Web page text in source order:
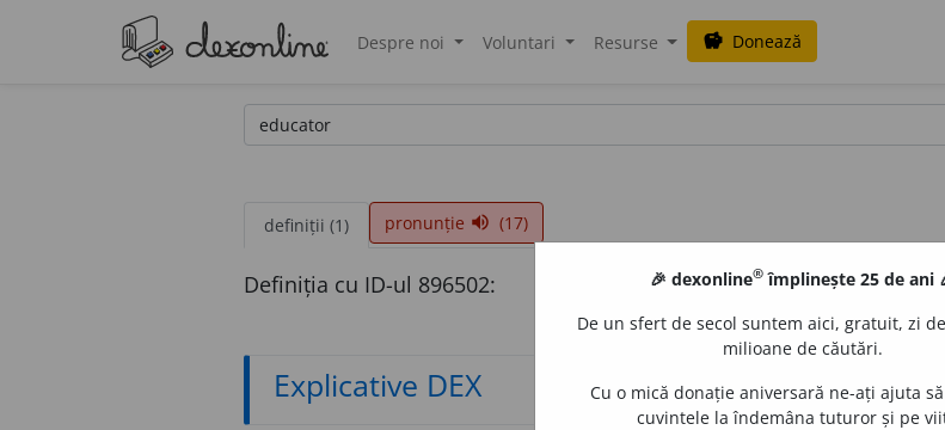
Despre noi Voluntari Resurse savings Donează
definiții (1) pronunție volume_up (17)
Definiția cu ID-ul 896502:
Explicative DEX
🎉 dexonline® împlinește 25 de ani
De un sfert de secol suntem aici, gratuit, zi
milioane de căutări.
Cu o mică donație aniversară ne-ați ajuta
cuvintele la îndemâna tuturor și pe